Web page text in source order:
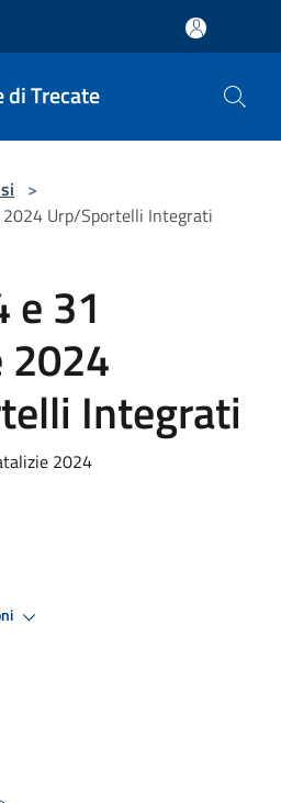
di Trecate
>
Urp/Sportelli Integrati
e 31
2024
Integrati
2024